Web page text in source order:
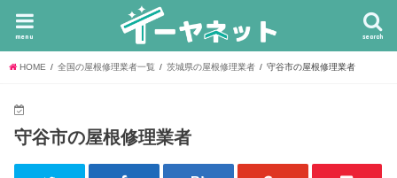
search
menu
HOME 全国の屋根修理業者一覧 茨城県の屋根修理業者 守谷市の屋根修理業者
守谷市の屋根修理業者